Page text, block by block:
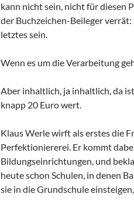
kann nicht sein, nicht für diesen
der Buchzeichen-Beileger
letztes sein.
Wenn es um die Verarbeitung
Aber inhaltlich, ja inhaltlich, da
knapp 20 Euro wert.
Klaus Werle wirft als erstes die
Perfektioniererei. Er kommt
Bildungseinrichtungen, und
heute schon Schulen, in denen
sie in die Grundschule